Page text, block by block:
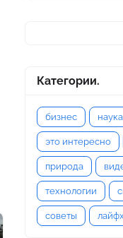
Категории.
бизнес наука
это интересно
природа
технологии
советы